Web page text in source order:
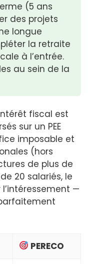
(5 ans
des projets
longue
la retraite
à l’entrée.
au sein de la
fiscal est
sur un PEE
imposable et
(hors
de plus de
20 salariés, le
l’intéressement —
PERECO